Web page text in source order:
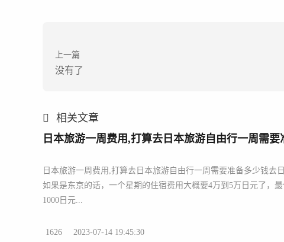
上一篇
没有了
相关文章
日本旅游一周费用,打算去日本旅游自由行一周需
日本旅游一周费用,打算去日本旅游自由行一周需要准备多少钱去
如果是东京的话，一个星期的住宿费用大概要4万到5万日元了，
1000日元...
1626 2023-07-14 19:45:30